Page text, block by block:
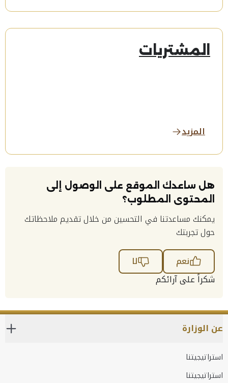
المشتريات
المزيد
هل ساعدك الموقع على الوصول إلى
المحتوى المطلوب؟
يمكنك مساعدتنا في التحسين من خلال تقديم ملاحظاتك
حول تجربتك
نعم
لا
شكراً على آرائكم
عن الوزارة
استراتيجيتنا
استراتيجيتنا